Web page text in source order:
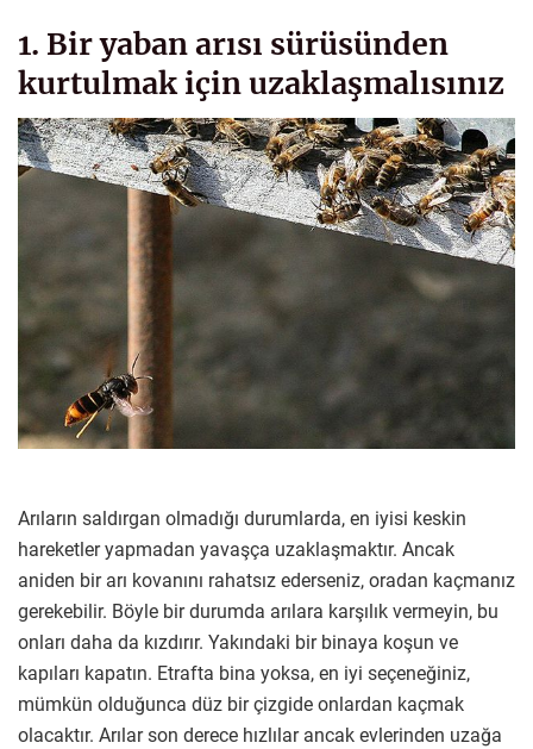
1. Bir yaban arısı sürüsünden
kurtulmak için uzaklaşmalısınız
Arıların saldırgan olmadığı durumlarda, en iyisi keskin
hareketler yapmadan yavaşça uzaklaşmaktır. Ancak
aniden bir arı kovanını rahatsız ederseniz, oradan kaçmanız
gerekebilir. Böyle bir durumda arılara karşılık vermeyin, bu
onları daha da kızdırır. Yakındaki bir binaya koşun ve
kapıları kapatın. Etrafta bina yoksa, en iyi seçeneğiniz,
mümkün olduğunca düz bir çizgide onlardan kaçmak
olacaktır. Arılar son derece hızlılar ancak evlerinden uzağa